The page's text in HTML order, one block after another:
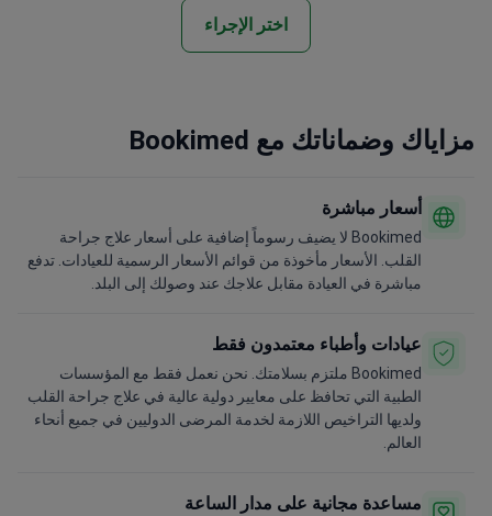
اختر الإجراء
مزاياك وضماناتك مع Bookimed
أسعار مباشرة
Bookimed لا يضيف رسوماً إضافية على أسعار علاج جراحة
القلب. الأسعار مأخوذة من قوائم الأسعار الرسمية للعيادات. تدفع
مباشرة في العيادة مقابل علاجك عند وصولك إلى البلد.
عيادات وأطباء معتمدون فقط
Bookimed ملتزم بسلامتك. نحن نعمل فقط مع المؤسسات
الطبية التي تحافظ على معايير دولية عالية في علاج جراحة القلب
ولديها التراخيص اللازمة لخدمة المرضى الدوليين في جميع أنحاء
العالم.
مساعدة مجانية على مدار الساعة